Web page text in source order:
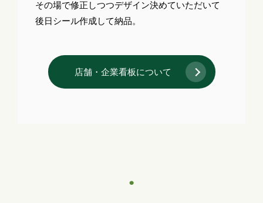
その場で修正しつつデザイン決めていただいて
後日シール作成して納品。
店舗・企業看板について